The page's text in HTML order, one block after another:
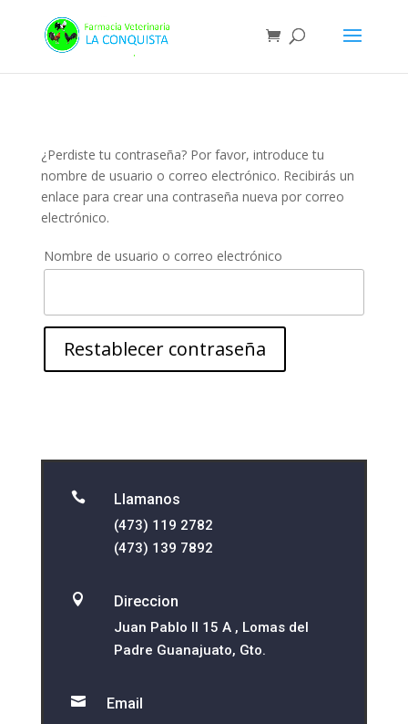
¿Perdiste tu contraseña? Por favor, introduce tu
nombre de usuario o correo electrónico. Recibirás un
enlace para crear una contraseña nueva por correo
electrónico.
Nombre de usuario o correo electrónico
Restablecer contraseña
 Llamanos
(473) 119 2782
(473) 139 7892
 Direccion
Juan Pablo II 15 A , Lomas del
Padre Guanajuato, Gto.
 Email